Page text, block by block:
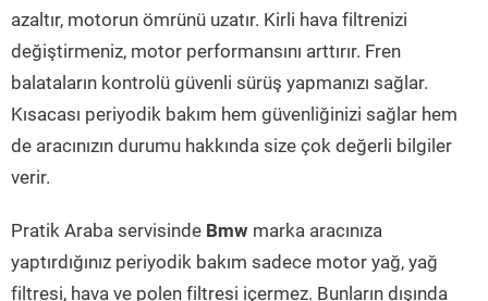
azaltır, motorun ömrünü uzatır. Kirli hava filtrenizi
değiştirmeniz, motor performansını arttırır. Fren
balataların kontrolü güvenli sürüş yapmanızı sağlar.
Kısacası periyodik bakım hem güvenliğinizi sağlar hem
de aracınızın durumu hakkında size çok değerli bilgiler
verir.
Pratik Araba servisinde Bmw marka aracınıza
yaptırdığınız periyodik bakım sadece motor yağ, yağ
filtresi, hava ve polen filtresi içermez. Bunların dışında